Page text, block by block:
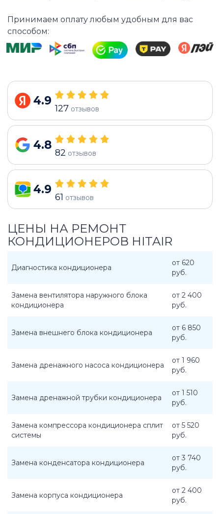
Принимаем оплату любым удобным для вас
способом:
4.9
127 отзывов
4.8
82 отзывов
4.9
61 отзывов
ЦЕНЫ НА РЕМОНТ
КОНДИЦИОНЕРОВ HITAIR
Диагностика кондиционера
от 620
руб.
Замена вентилятора наружного блока
кондиционера
от 2 400
руб.
Замена внешнего блока кондиционера
от 6 850
руб.
Замена дренажного насоса кондиционера
от 1 960
руб.
Замена дренажной трубки кондиционера
от 1 510
руб.
Замена компрессора кондиционера сплит
системы
от 5 520
руб.
Замена конденсатора кондиционера
от 3 740
руб.
Замена корпуса кондиционера
от 2 400
руб.